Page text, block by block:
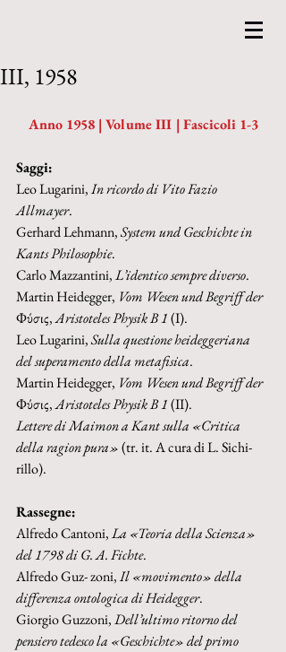
III, 1958
Anno 1958 | Volume III | Fascicoli 1-3
Saggi:
Leo Lugarini, In ricordo di Vito Fazio
Allmayer.
Gerhard Lehmann, System und Geschichte in
Kants Philosophie.
Carlo Mazzantini, L’identico sempre diverso.
Martin Heidegger, Vom Wesen und Begriff der
Φύσις, Aristoteles Physik B 1 (I).
Leo Lugarini, Sulla questione heideggeriana
del superamento della metafisica.
Martin Heidegger, Vom Wesen und Begriff der
Φύσις, Aristoteles Physik B 1 (II).
Lettere di Maimon a Kant sulla «Critica
della ragion pura» (tr. it. A cura di L. Sichi-
rillo).
Rassegne:
Alfredo Cantoni, La «Teoria della Scienza»
del 1798 di G. A. Fichte.
Alfredo Guz- zoni, Il «movimento» della
differenza ontologica di Heidegger.
Giorgio Guzzoni, Dell’ultimo ritorno del
pensiero tedesco la «Geschichte» del primo